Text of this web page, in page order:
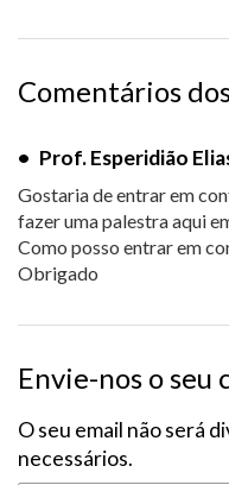
Comentários
• Prof. Esperidião
Gostaria de entrar em
fazer uma palestra aqui
Como posso entrar em
Obrigado
Envie-nos o seu
O seu email não será
necessários.